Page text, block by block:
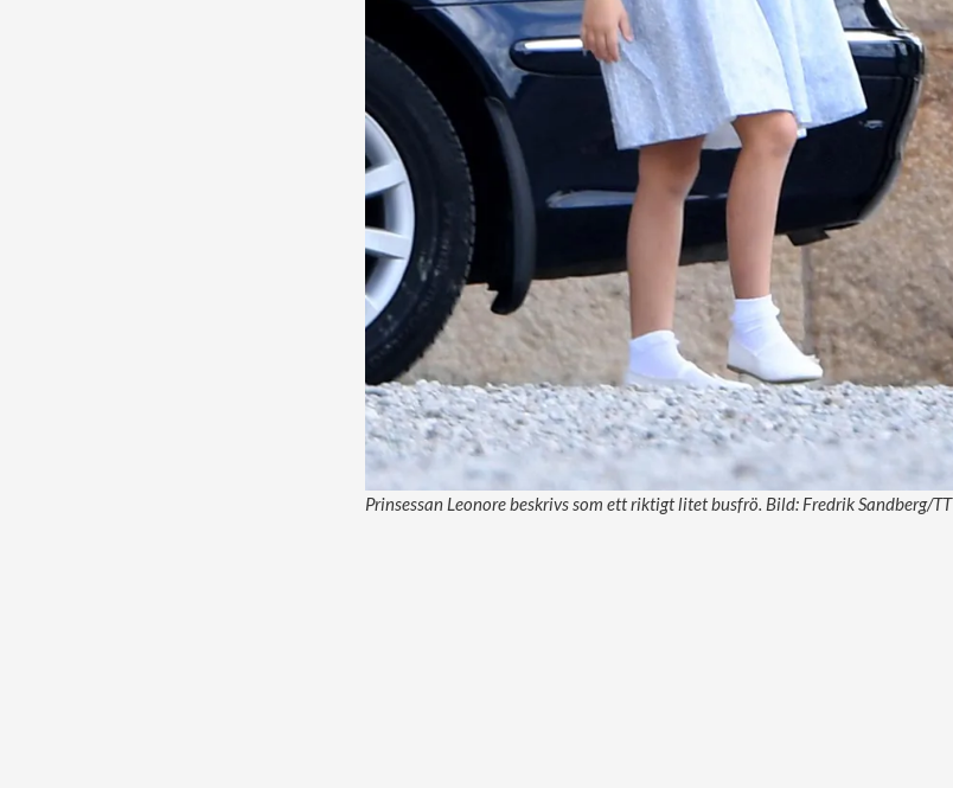
Prinsessan Leonore beskrivs som ett riktigt litet busfrö. Bild: Fredrik Sandberg/TT